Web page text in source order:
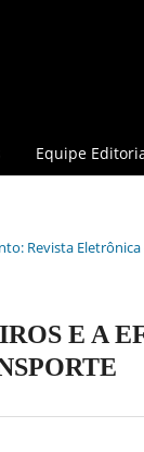
Equipe
Revista
E A